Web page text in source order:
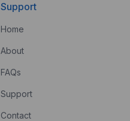
Support
Home
About
FAQs
Support
Contact